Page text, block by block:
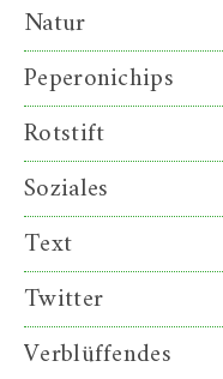
Natur
Peperonichips
Rotstift
Soziales
Text
Twitter
Verblüffendes